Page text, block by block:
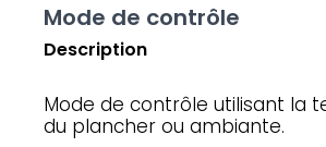
Mode de contrôle
Description
Mode de contrôle utilisant la
du plancher ou ambiante.